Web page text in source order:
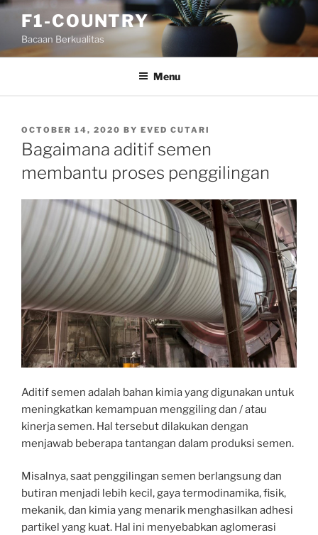
Skip
content
F1-COUNTRY
Bacaan Berkualitas
Menu
POSTED
ON
OCTOBER 14, 2020 BY EVED CUTARI
Bagaimana aditif semen
membantu proses penggilingan
Aditif semen adalah bahan kimia yang digunakan untuk
meningkatkan kemampuan menggiling dan / atau
kinerja semen. Hal tersebut dilakukan dengan
menjawab beberapa tantangan dalam produksi semen.
Misalnya, saat penggilingan semen berlangsung dan
butiran menjadi lebih kecil, gaya termodinamika, fisik,
mekanik, dan kimia yang menarik menghasilkan adhesi
partikel yang kuat. Hal ini menyebabkan aglomerasi